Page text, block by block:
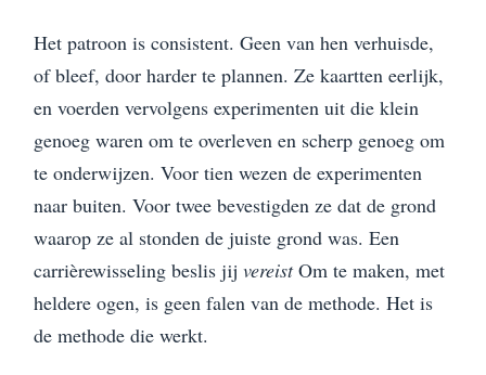
Het patroon is consistent. Geen van hen verhuisde,
of bleef, door harder te plannen. Ze kaartten eerlijk,
en voerden vervolgens experimenten uit die klein
genoeg waren om te overleven en scherp genoeg om
te onderwijzen. Voor tien wezen de experimenten
naar buiten. Voor twee bevestigden ze dat de grond
waarop ze al stonden de juiste grond was. Een
carrièrewisseling beslis jij vereistOm te maken, met
heldere ogen, is geen falen van de methode. Het is
de methode die werkt.